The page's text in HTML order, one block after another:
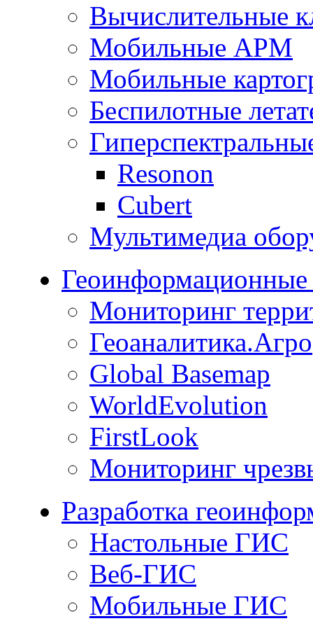
Вычислительные
Мобильные АРМ
Мобильные
Беспилотные
Resonon
Cubert
Мультимедиа
Геоинформационные
Мониторинг
Геоаналитика.Агро
Global Basemap
WorldEvolution
FirstLook
Мониторинг
Разработка
Настольные ГИС
Веб-ГИС
Мобильные ГИС